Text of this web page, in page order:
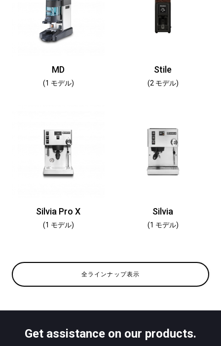
MD
(1 モデル)
Stile
(2 モデル)
Silvia Pro X
(1 モデル)
Silvia
(1 モデル)
全ラインナップ表示
Get assistance on our products.